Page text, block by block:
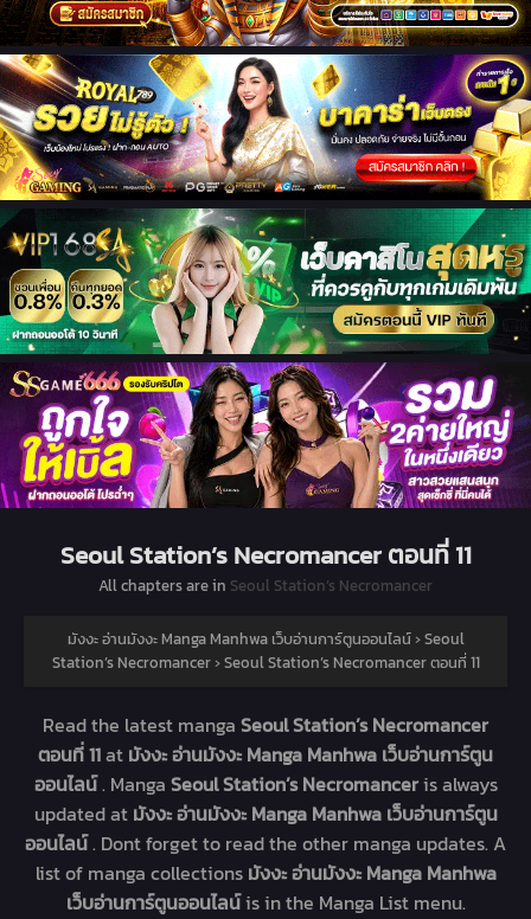
Seoul Station’s Necromancer ตอนที่ 11
All chapters are in Seoul Station’s Necromancer
มังงะ อ่านมังงะ Manga Manhwa เว็บอ่านการ์ตูนออนไลน์›Seoul
Station’s Necromancer›Seoul Station’s Necromancer ตอนที่ 11
Read the latest manga Seoul Station’s Necromancer
ตอนที่ 11at มังงะ อ่านมังงะ Manga Manhwa เว็บอ่านการ์ตูน
ออนไลน์. Manga Seoul Station’s Necromanceris always
updated at มังงะ อ่านมังงะ Manga Manhwa เว็บอ่านการ์ตูน
ออนไลน์. Dont forget to read the other manga updates. A
list of manga collections มังงะ อ่านมังงะ Manga Manhwa
เว็บอ่านการ์ตูนออนไลน์is in the Manga List menu.